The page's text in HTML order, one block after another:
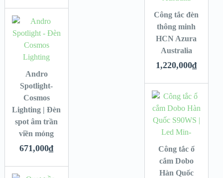
Công tắc đèn
thông minh
HCN Azura
Australia
1,220,000₫
Andro
Spotlight-
Cosmos
Lighting | Đèn
spot âm trần
viền mỏng
671,000₫
Công tắc ổ
cắm Dobo
Hàn Quốc